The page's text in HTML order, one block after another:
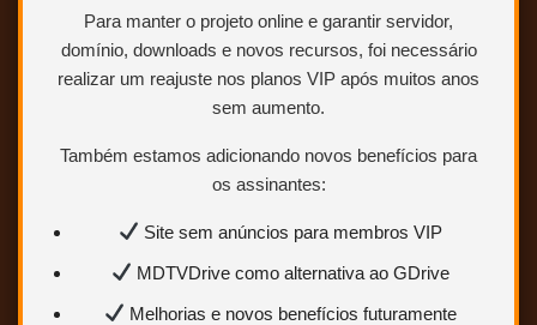
Para manter o projeto online e garantir servidor,
domínio, downloads e novos recursos, foi necessário
realizar um reajuste nos planos VIP após muitos anos
sem aumento.
Também estamos adicionando novos benefícios para
os assinantes:
Site sem anúncios para membros VIP
MDTVDrive como alternativa ao GDrive
Melhorias e novos benefícios futuramente
BLURAY 1080p – DUAL AUDIO (DUBLAGEM
CLÁSSICA – VISUAL PRODUÇÕES)